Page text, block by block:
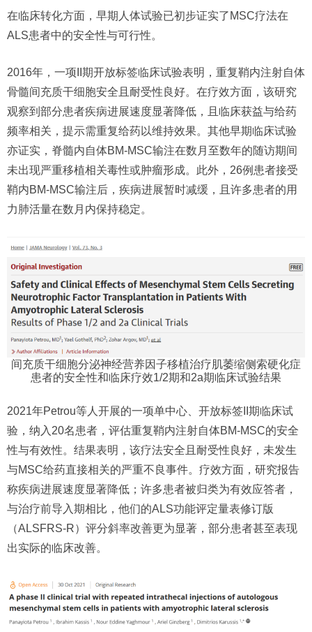
在临床转化方面，早期人体试验已初步证实了MSC疗法在
ALS患者中的安全性与可行性。
2016年，一项II期开放标签临床试验表明，重复鞘内注射自体
骨髓间充质干细胞安全且耐受性良好。在疗效方面，该研究
观察到部分患者疾病进展速度显著降低，且临床获益与给药
频率相关，提示需重复给药以维持效果。其他早期临床试验
亦证实，脊髓内自体BM-MSC输注在数月至数年的随访期间
未出现严重移植相关毒性或肿瘤形成。此外，26例患者接受
鞘内BM-MSC输注后，疾病进展暂时减缓，且许多患者的用
力肺活量在数月内保持稳定。
间充质干细胞分泌神经营养因子移植治疗肌萎缩侧索硬化症
患者的安全性和临床疗效1/2期和2a期临床试验结果
2021年Petrou等人开展的一项单中心、开放标签II期临床试
验，纳入20名患者，评估重复鞘内注射自体BM-MSC的安全
性与有效性。结果表明，该疗法安全且耐受性良好，未发生
与MSC给药直接相关的严重不良事件。疗效方面，研究报告
称疾病进展速度显著降低；许多患者被归类为有效应答者，
与治疗前导入期相比，他们的ALS功能评定量表修订版
（ALSFRS-R）评分斜率改善更为显著，部分患者甚至表现
出实际的临床改善。